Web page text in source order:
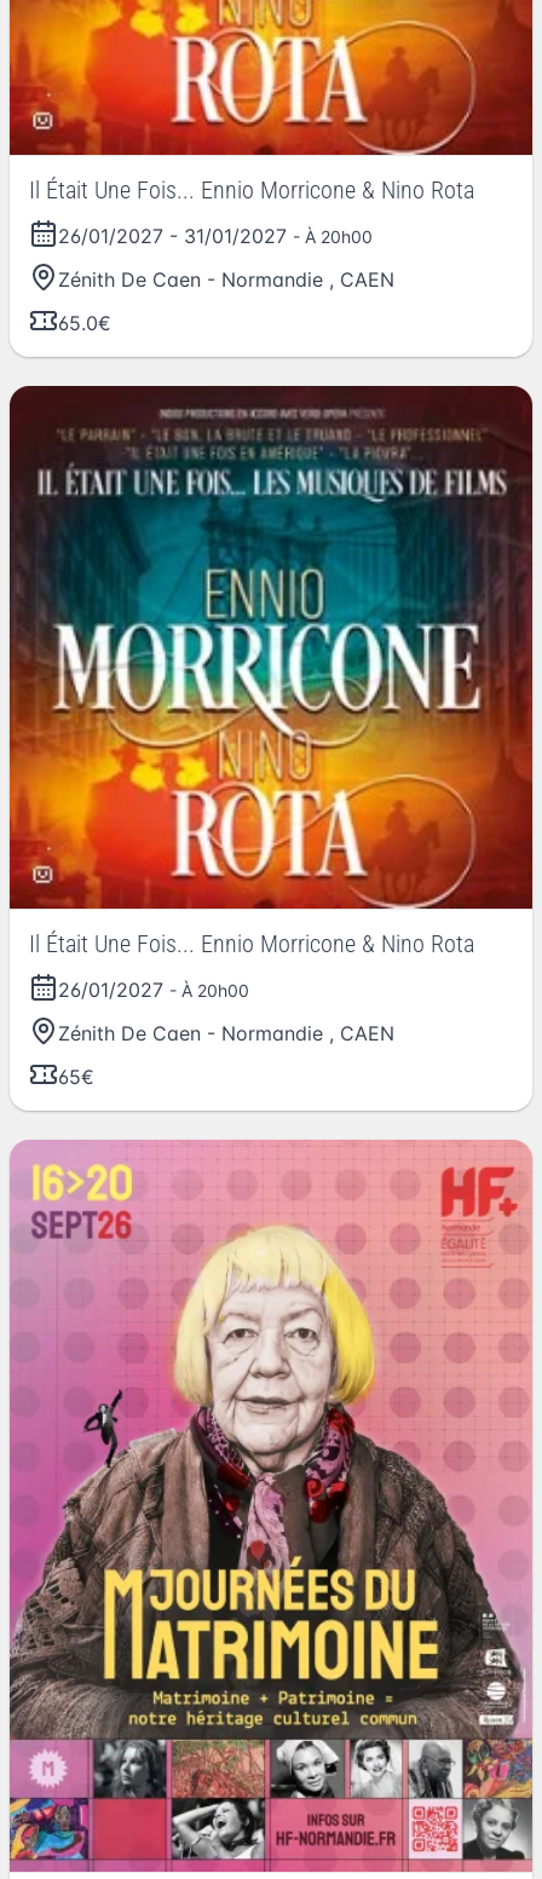
Il Était Une Fois... Ennio Morricone & Nino Rota
26/01/2027 - 31/01/2027 - À 20h00
Zénith De Caen - Normandie , CAEN
65.0€
Il Était Une Fois... Ennio Morricone & Nino Rota
26/01/2027 - À 20h00
Zénith De Caen - Normandie , CAEN
65€